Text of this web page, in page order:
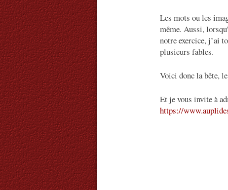
Les mots ou les
même. Aussi,
notre exercice, j’ai
plusieurs fables.
Voici donc la bête,
Et je vous invite à
https://